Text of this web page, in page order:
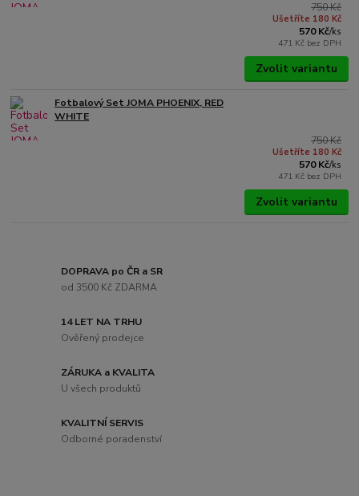
750 Kč
Ušetříte 180 Kč
570 Kč/ks
471 Kč bez DPH
Zvolit variantu
Fotbalový Set JOMA PHOENIX, RED
WHITE
750 Kč
Ušetříte 180 Kč
570 Kč/ks
471 Kč bez DPH
Zvolit variantu
DOPRAVA po ČR a SR
od 3500 Kč ZDARMA
14 LET NA TRHU
Ověřený prodejce
ZÁRUKA a KVALITA
U všech produktů
KVALITNÍ SERVIS
Odborné poradenství